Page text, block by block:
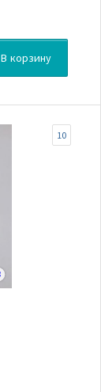
В корзину
10